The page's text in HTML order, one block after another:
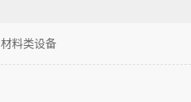
材料类设备